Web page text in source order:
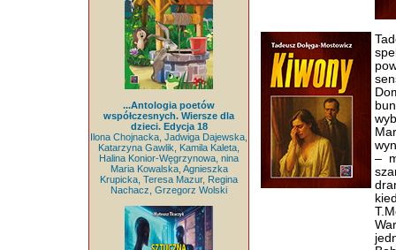
...Antologia poetów
współczesnych. Wiersze dla
dzieci. Edycja 18
Ilona Chojnacka, Jadwiga Dajewska,
Katarzyna Gawlik, Kamila Kaleta,
Halina Konior-Węgrzynowa, nina
Maria Kowalska, Agnieszka
Krupicka, Teresa Mazur, Regina
Nachacz, Grzegorz Wolski
–